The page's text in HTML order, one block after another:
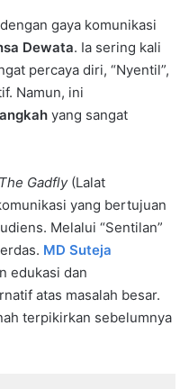
gaya komunikasi
Dewata. Ia sering kali
percaya diri, “Nyentil”,
Namun, ini
yang sangat
The Gadfly(Lalat
yang bertujuan
Melalui “Sentilan”
MD Suteja
edukasi dan
atas masalah besar.
terpikirkan sebelumnya